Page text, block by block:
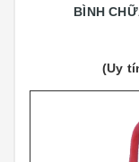
BÌNH
(Uy